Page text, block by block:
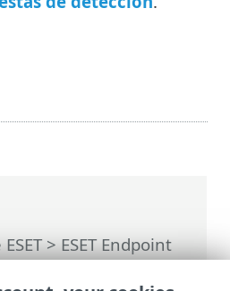
>ESET Endpoint
>Configuración>